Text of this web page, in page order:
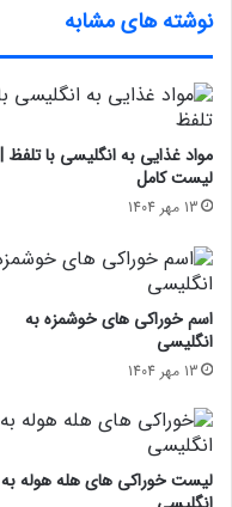
نوشته های مشابه
مواد غذایی به انگلیسی با تلفظ |
لیست کامل
13 مهر 1404
اسم خوراکی های خوشمزه به
انگلیسی
13 مهر 1404
لیست خوراکی های هله هوله به